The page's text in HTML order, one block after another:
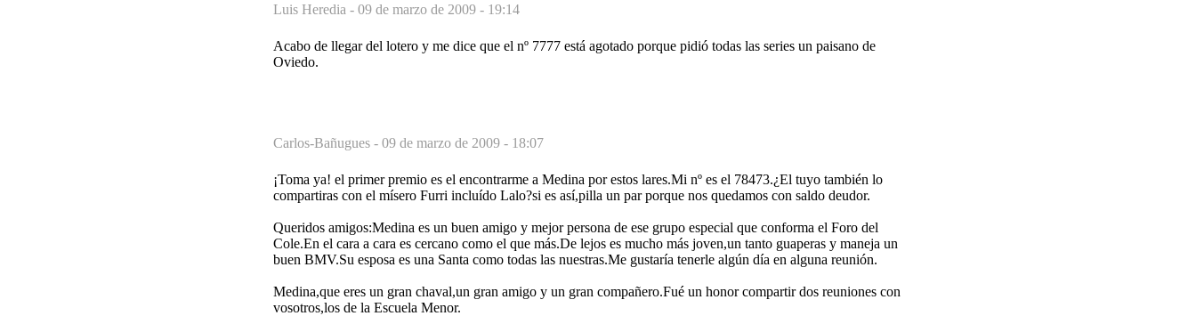
Luis Heredia - 09 de marzo de 2009 - 19:14
Acabo de llegar del lotero y me dice que el nº 7777 está agotado porque pidió todas las series un paisano de
Oviedo.
Carlos-Bañugues - 09 de marzo de 2009 - 18:07
¡Toma ya! el primer premio es el encontrarme a Medina por estos lares.Mi nº es el 78473.¿El tuyo también lo
compartiras con el mísero Furri incluído Lalo?si es así,pilla un par porque nos quedamos con saldo deudor.
Queridos amigos:Medina es un buen amigo y mejor persona de ese grupo especial que conforma el Foro del
Cole.En el cara a cara es cercano como el que más.De lejos es mucho más joven,un tanto guaperas y maneja un
buen BMV.Su esposa es una Santa como todas las nuestras.Me gustaría tenerle algún día en alguna reunión.
Medina,que eres un gran chaval,un gran amigo y un gran compañero.Fué un honor compartir dos reuniones con
vosotros,los de la Escuela Menor.